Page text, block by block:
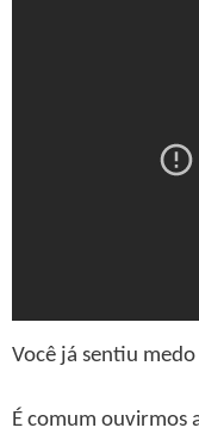
Você já sentiu
É comum ouvirmos